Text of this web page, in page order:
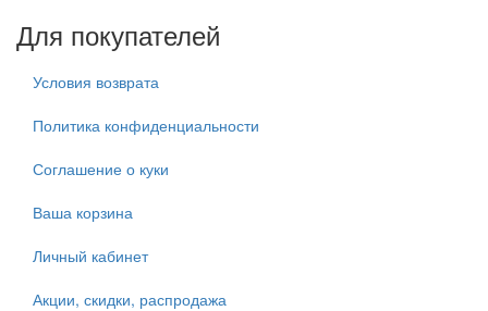
Для покупателей
Условия возврата
Политика конфиденциальности
Соглашение о куки
Ваша корзина
Личный кабинет
Акции, скидки, распродажа